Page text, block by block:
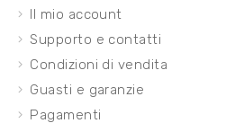
Il mio account
Supporto e contatti
Condizioni di vendita
Guasti e garanzie
Pagamenti